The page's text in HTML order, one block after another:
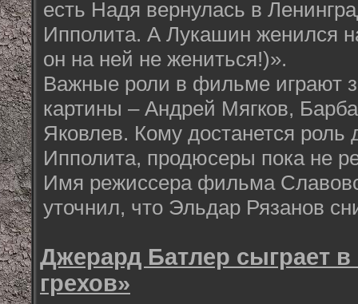
есть Надя вернулась в
Ипполита. А Лукашин женился
он на ней не жениться!)».
Важные роли в фильме играют
картины – Андрей Мягков,
Яковлев. Кому достанется роль
Ипполита, продюсеры пока не
Имя режиссера фильма
уточнил, что Эльдар Рязанов
Джерард Батлер сыграет в
грехов»